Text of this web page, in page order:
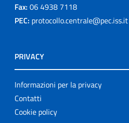
Fax: 06 4938 7118
PEC: protocollo.centrale@pec.iss.it
PRIVACY
Informazioni per la privacy
Contatti
Cookie policy